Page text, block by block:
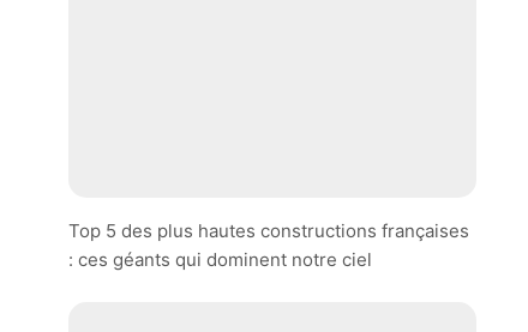
Top 5 des plus hautes constructions françaises
: ces géants qui dominent notre ciel